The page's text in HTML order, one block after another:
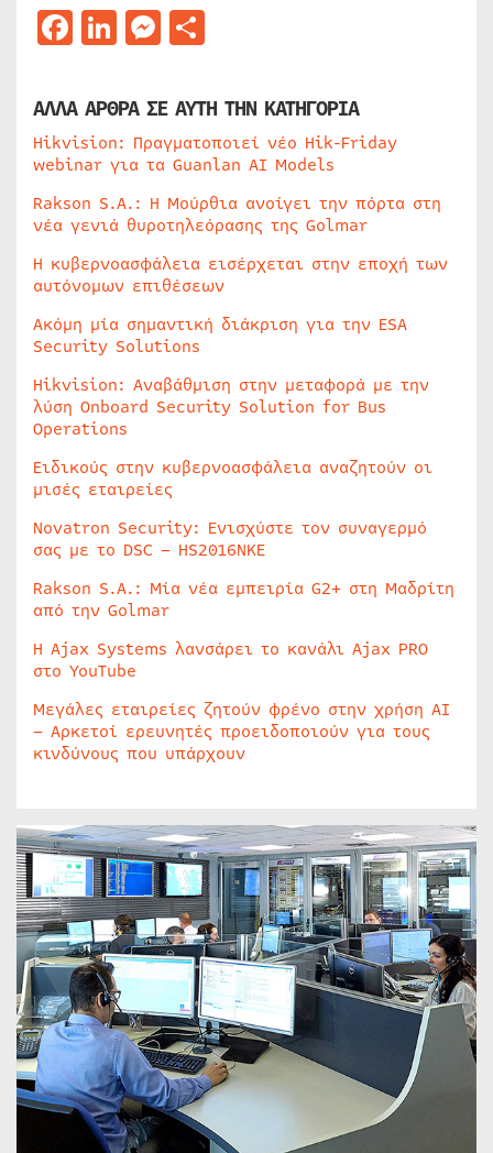
Facebook
LinkedIn
Messenger
ΑΛΛΑ ΑΡΘΡΑ ΣΕ ΑΥΤΗ ΤΗΝ ΚΑΤΗΓΟΡΙΑ
Hikvision: Πραγματοποιεί νέο Hik-Friday
webinar για τα Guanlan AI Models
Rakson S.A.: Η Μούρθια ανοίγει την πόρτα στη
νέα γενιά θυροτηλεόρασης της Golmar
Η κυβερνοασφάλεια εισέρχεται στην εποχή των
αυτόνομων επιθέσεων
Ακόμη μία σημαντική διάκριση για την ESA
Security Solutions
Hikvision: Αναβάθμιση στην μεταφορά με την
λύση Onboard Security Solution for Bus
Operations
Ειδικούς στην κυβερνοασφάλεια αναζητούν οι
μισές εταιρείες
Novatron Security: Ενισχύστε τον συναγερμό
σας με το DSC – HS2016NKE
Rakson S.A.: Μία νέα εμπειρία G2+ στη Μαδρίτη
από την Golmar
Η Ajax Systems λανσάρει το κανάλι Ajax PRO
στο YouTube
Μεγάλες εταιρείες ζητούν φρένο στην χρήση AI
– Αρκετοί ερευνητές προειδοποιούν για τους
κινδύνους που υπάρχουν